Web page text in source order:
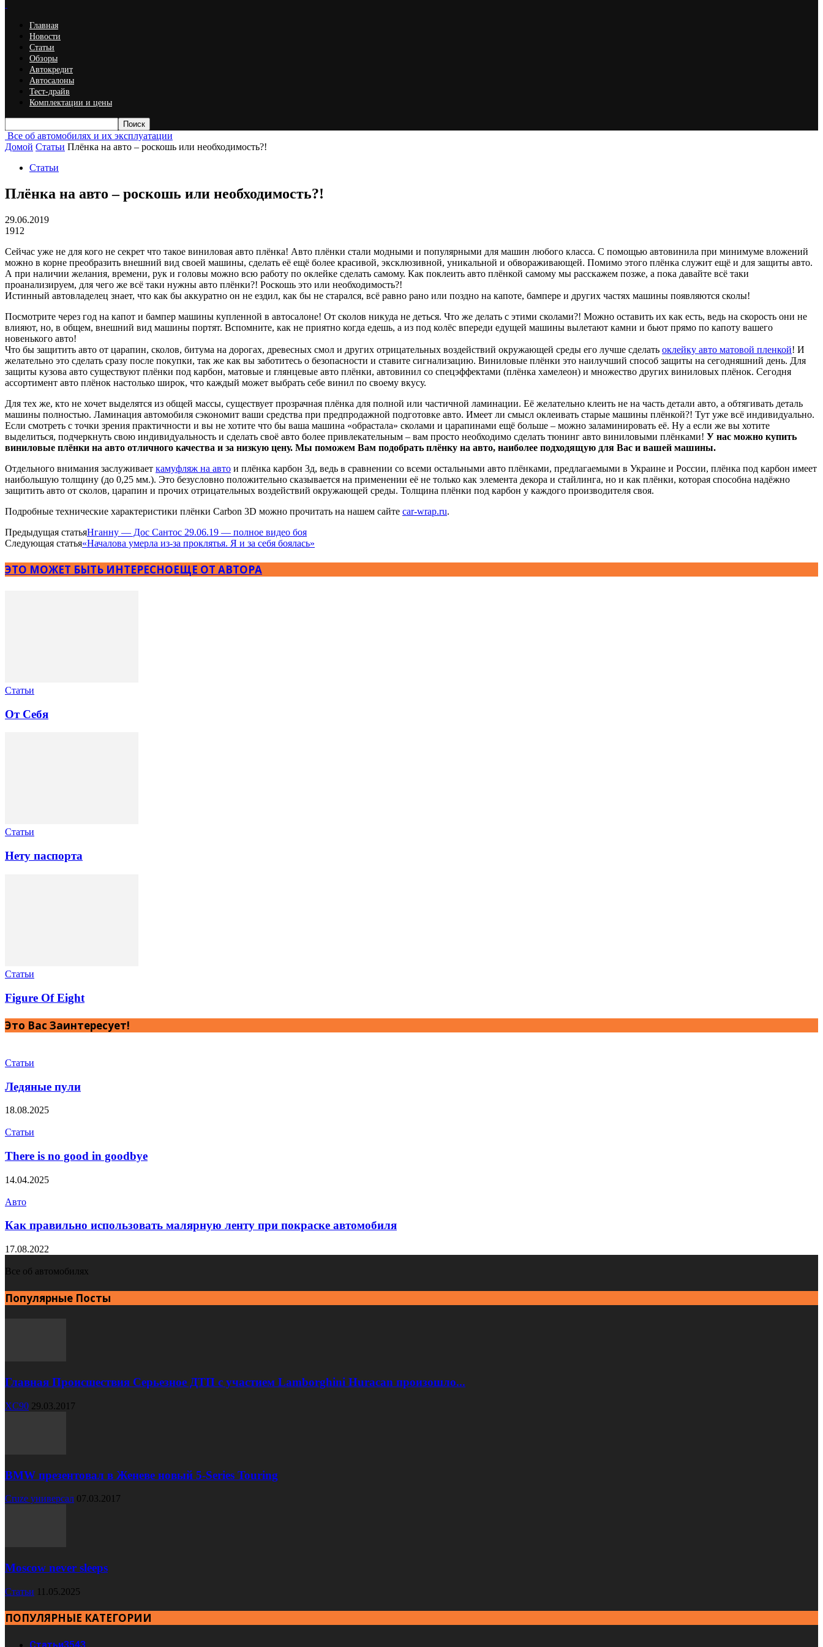
Главная
Новости
Статьи
Обзоры
Автокредит
Автосалоны
Тест-драйв
Комплектации и цены
Все об автомобилях и их эксплуатации
Домой Статьи Плёнка на авто – роскошь или необходимость?!
Статьи
Плёнка на авто – роскошь или необходимость?!
29.06.2019
1912
Сейчас уже не для кого не секрет что такое виниловая авто плёнка! Авто плёнки стали модными и популярными для машин любого класса. С помощью автовинила при минимуме вложений
можно в корне преобразить внешний вид своей машины, сделать её ещё более красивой, эксклюзивной, уникальной и обвораживающей. Помимо этого плёнка служит ещё и для защиты авто.
А при наличии желания, времени, рук и головы можно всю работу по оклейке сделать самому. Как поклеить авто плёнкой самому мы расскажем позже, а пока давайте всё таки
проанализируем, для чего же всё таки нужны авто плёнки?! Роскошь это или необходимость?!
Истинный автовладелец знает, что как бы аккуратно он не ездил, как бы не старался, всё равно рано или поздно на капоте, бампере и других частях машины появляются сколы!
Посмотрите через год на капот и бампер машины купленной в автосалоне! От сколов никуда не деться. Что же делать с этими сколами?! Можно оставить их как есть, ведь на скорость они не
влияют, но, в общем, внешний вид машины портят. Вспомните, как не приятно когда едешь, а из под колёс впереди едущей машины вылетают камни и бьют прямо по капоту вашего
новенького авто!
Что бы защитить авто от царапин, сколов, битума на дорогах, древесных смол и других отрицательных воздействий окружающей среды его лучше сделать оклейку авто матовой пленкой! И
желательно это сделать сразу после покупки, так же как вы заботитесь о безопасности и ставите сигнализацию. Виниловые плёнки это наилучший способ защиты на сегодняшний день. Для
защиты кузова авто существуют плёнки под карбон, матовые и глянцевые авто плёнки, автовинил со спецэффектами (плёнка хамелеон) и множество других виниловых плёнок. Сегодня
ассортимент авто плёнок настолько широк, что каждый может выбрать себе винил по своему вкусу.
Для тех же, кто не хочет выделятся из общей массы, существует прозрачная плёнка для полной или частичной ламинации. Её желательно клеить не на часть детали авто, а обтягивать деталь
машины полностью. Ламинация автомобиля сэкономит ваши средства при предпродажной подготовке авто. Имеет ли смысл оклеивать старые машины плёнкой?! Тут уже всё индивидуально.
Если смотреть с точки зрения практичности и вы не хотите что бы ваша машина «обрастала» сколами и царапинами ещё больше – можно заламинировать её. Ну а если же вы хотите
выделиться, подчеркнуть свою индивидуальность и сделать своё авто более привлекательным – вам просто необходимо сделать тюнинг авто виниловыми плёнками! У нас можно купить
виниловые плёнки на авто отличного качества и за низкую цену. Мы поможем Вам подобрать плёнку на авто, наиболее подходящую для Вас и вашей машины.
Отдельного внимания заслуживает камуфляж на авто и плёнка карбон 3д, ведь в сравнении со всеми остальными авто плёнками, предлагаемыми в Украине и России, плёнка под карбон имеет
наибольшую толщину (до 0,25 мм.). Это безусловно положительно сказывается на применении её не только как элемента декора и стайлинга, но и как плёнки, которая способна надёжно
защитить авто от сколов, царапин и прочих отрицательных воздействий окружающей среды. Толщина плёнки под карбон у каждого производителя своя.
Подробные технические характеристики плёнки Carbon 3D можно прочитать на нашем сайте car-wrap.ru.
Предыдущая статьяНганну — Дос Сантос 29.06.19 — полное видео боя
Следующая статья«Началова умерла из-за проклятья. Я и за себя боялась»
ЭТО МОЖЕТ БЫТЬ ИНТЕРЕСНОЕЩЕ ОТ АВТОРА
Статьи
От Себя
Статьи
Нету паспорта
Статьи
Figure Of Eight
Это Вас Заинтересует!
Статьи
Ледяные пули
18.08.2025
Статьи
There is no good in goodbye
14.04.2025
Авто
Как правильно использовать малярную ленту при покраске автомобиля
17.08.2022
Все об автомобилях
Популярные Посты
Главная Происшествия Серьезное ДТП с участием Lamborghini Huracan произошло...
XC90 29.03.2017
BMW презентовал в Женеве новый 5-Series Touring
Cruze универсал 07.03.2017
Moscow never sleeps
Статьи 11.05.2025
ПОПУЛЯРНЫЕ КАТЕГОРИИ